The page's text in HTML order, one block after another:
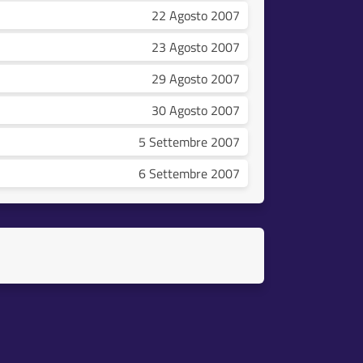
22 Agosto 2007
23 Agosto 2007
29 Agosto 2007
30 Agosto 2007
5 Settembre 2007
6 Settembre 2007